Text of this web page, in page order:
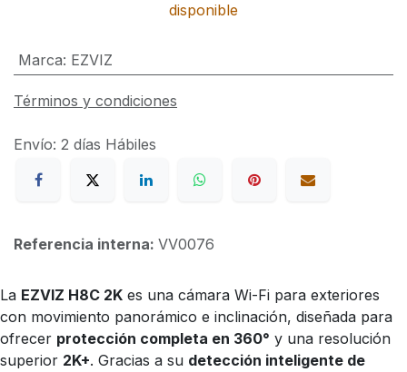
disponible
Marca: EZVIZ
Términos y condiciones
Envío: 2 días Hábiles
Referencia interna: VV0076
La EZVIZ H8C 2K es una cámara Wi-Fi para exteriores
con movimiento panorámico e inclinación, diseñada para
ofrecer protección completa en 360° y una resolución
superior 2K+. Gracias a su detección inteligente de